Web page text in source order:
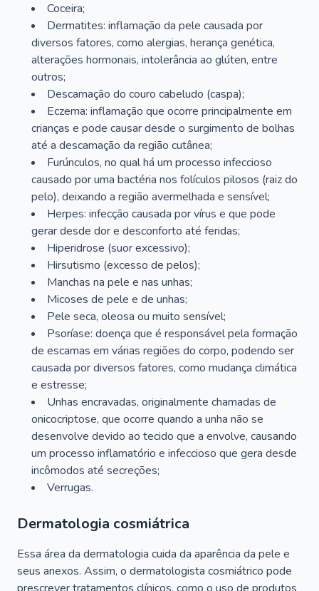
Coceira;
Dermatites: inflamação da pele causada por
diversos fatores, como alergias, herança genética,
alterações hormonais, intolerância ao glúten, entre
outros;
Descamação do couro cabeludo (caspa);
Eczema: inflamação que ocorre principalmente em
crianças e pode causar desde o surgimento de bolhas
até a descamação da região cutânea;
Furúnculos, no qual há um processo infeccioso
causado por uma bactéria nos folículos pilosos (raiz do
pelo), deixando a região avermelhada e sensível;
Herpes: infecção causada por vírus e que pode
gerar desde dor e desconforto até feridas;
Hiperidrose (suor excessivo);
Hirsutismo (excesso de pelos);
Manchas na pele e nas unhas;
Micoses de pele e de unhas;
Pele seca, oleosa ou muito sensível;
Psoríase: doença que é responsável pela formação
de escamas em várias regiões do corpo, podendo ser
causada por diversos fatores, como mudança climática
e estresse;
Unhas encravadas, originalmente chamadas de
onicocriptose, que ocorre quando a unha não se
desenvolve devido ao tecido que a envolve, causando
um processo inflamatório e infeccioso que gera desde
incômodos até secreções;
Verrugas.
Dermatologia cosmiátrica
Essa área da dermatologia cuida da aparência da pele e
seus anexos. Assim, o dermatologista cosmiátrico pode